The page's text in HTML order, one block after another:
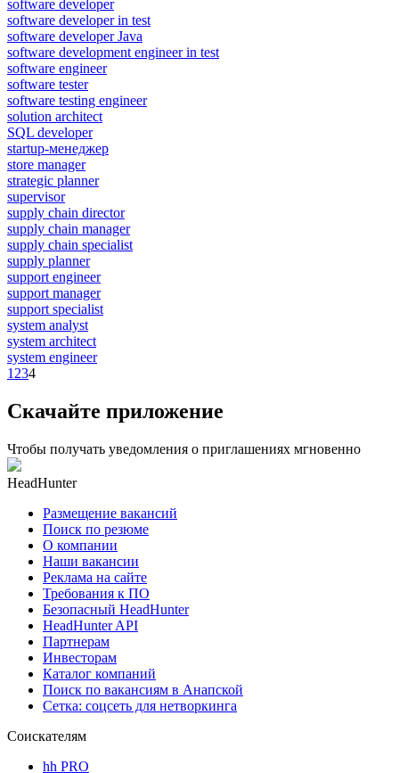
software developer
software developer in test
software developer Java
software development engineer in test
software engineer
software tester
software testing engineer
solution architect
SQL developer
startup-менеджер
store manager
strategic planner
supervisor
supply chain director
supply chain manager
supply chain specialist
supply planner
support engineer
support manager
support specialist
system analyst
system architect
system engineer
1 234
Скачайте приложение
Чтобы получать уведомления о приглашениях мгновенно
HeadHunter
Размещение вакансий
Поиск по резюме
О компании
Наши вакансии
Реклама на сайте
Требования к ПО
Безопасный HeadHunter
HeadHunter API
Партнерам
Инвесторам
Каталог компаний
Поиск по вакансиям в Анапской
Сетка: соцсеть для нетворкинга
Соискателям
hh PRO